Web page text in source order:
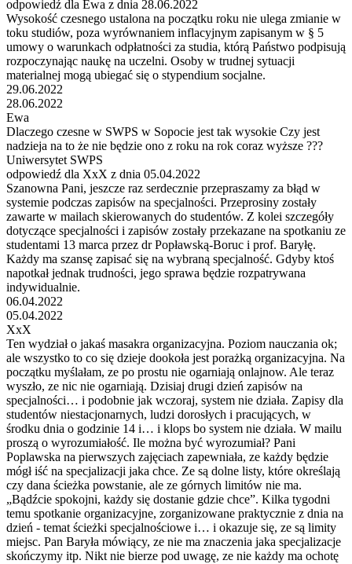
odpowiedź dla Ewa z dnia 28.06.2022
Wysokość czesnego ustalona na początku roku nie ulega zmianie w
toku studiów, poza wyrównaniem inflacyjnym zapisanym w § 5
umowy o warunkach odpłatności za studia, którą Państwo podpisują
rozpoczynając naukę na uczelni. Osoby w trudnej sytuacji
materialnej mogą ubiegać się o stypendium socjalne.
29.06.2022
28.06.2022
Ewa
Dlaczego czesne w SWPS w Sopocie jest tak wysokie Czy jest
nadzieja na to że nie będzie ono z roku na rok coraz wyższe ???
Uniwersytet SWPS
odpowiedź dla XxX z dnia 05.04.2022
Szanowna Pani, jeszcze raz serdecznie przepraszamy za błąd w
systemie podczas zapisów na specjalności. Przeprosiny zostały
zawarte w mailach skierowanych do studentów. Z kolei szczegóły
dotyczące specjalności i zapisów zostały przekazane na spotkaniu ze
studentami 13 marca przez dr Popławską-Boruc i prof. Baryłę.
Każdy ma szansę zapisać się na wybraną specjalność. Gdyby ktoś
napotkał jednak trudności, jego sprawa będzie rozpatrywana
indywidualnie.
06.04.2022
05.04.2022
XxX
Ten wydział o jakaś masakra organizacyjna. Poziom nauczania ok;
ale wszystko to co się dzieje dookoła jest porażką organizacyjna. Na
początku myślałam, ze po prostu nie ogarniają onlajnow. Ale teraz
wyszło, ze nic nie ogarniają. Dzisiaj drugi dzień zapisów na
specjalności… i podobnie jak wczoraj, system nie działa. Zapisy dla
studentów niestacjonarnych, ludzi dorosłych i pracujących, w
środku dnia o godzinie 14 i… i klops bo system nie działa. W mailu
proszą o wyrozumiałość. Ile można być wyrozumiał? Pani
Poplawska na pierwszych zajęciach zapewniała, ze każdy będzie
mógł iść na specjalizacji jaka chce. Ze są dolne listy, które określają
czy dana ścieżka powstanie, ale ze górnych limitów nie ma.
„Bądźcie spokojni, każdy się dostanie gdzie chce”. Kilka tygodni
temu spotkanie organizacyjne, zorganizowane praktycznie z dnia na
dzień - temat ścieżki specjalnościowe i… i okazuje się, ze są limity
miejsc. Pan Baryła mówiący, ze nie ma znaczenia jaka specjalizacje
skończymy itp. Nikt nie bierze pod uwagę, ze nie każdy ma ochotę